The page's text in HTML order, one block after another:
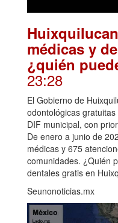
médicas y
¿quién
23:28
El Gobierno de
odontológicas
DIF municipal, con
De enero a junio de
médicas y 675
comunidades. ¿Quién
dentales gratis en
Seunonoticias.mx